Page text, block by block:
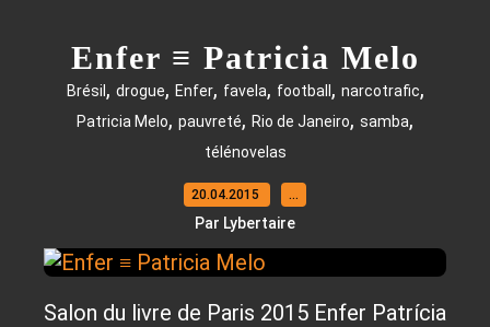
Enfer ≡ Patricia Melo
Brésil , drogue, Enfer, favela, football , narcotrafic,
Patricia Melo, pauvreté, Rio de Janeiro, samba,
télénovelas
20.04.2015 …
Par Lybertaire
Salon du livre de Paris 2015 Enfer Patrícia